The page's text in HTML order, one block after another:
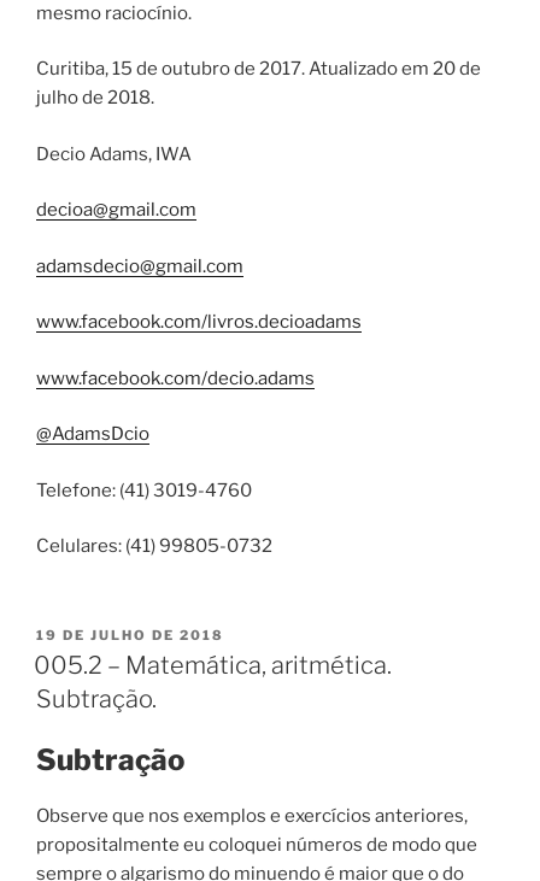
mesmo raciocínio.
Curitiba, 15 de outubro de 2017. Atualizado em 20 de
julho de 2018.
Decio Adams, IWA
decioa@gmail.com
adamsdecio@gmail.com
www.facebook.com/livros.decioadams
www.facebook.com/decio.adams
@AdamsDcio
Telefone: (41) 3019-4760
Celulares: (41) 99805-0732
PUBLICADO
EM
19 DE JULHO DE 2018
005.2 – Matemática, aritmética.
Subtração.
Subtração
Observe que nos exemplos e exercícios anteriores,
propositalmente eu coloquei números de modo que
sempre o algarismo do minuendo é maior que o do